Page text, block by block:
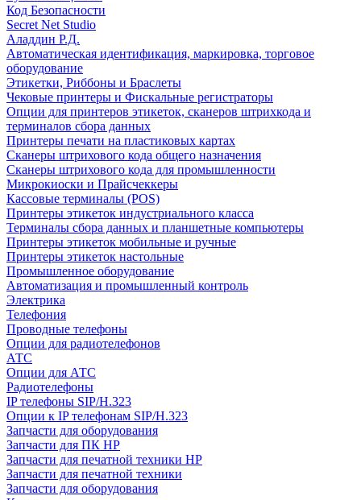
Код Безопасности
Secret Net Studio
Аладдин Р.Д.
Автоматическая идентификация, маркировка, торговое
оборудование
Этикетки, Риббоны и Браслеты
Чековые принтеры и Фискальные регистраторы
Опции для принтеров этикеток, сканеров штрихкода и
терминалов сбора данных
Принтеры печати на пластиковых картах
Сканеры штрихового кода общего назначения
Сканеры штрихового кода для промышленности
Микрокиоски и Прайсчеккеры
Кассовые терминалы (POS)
Принтеры этикеток индустриального класса
Терминалы сбора данных и планшетные компьютеры
Принтеры этикеток мобильные и ручные
Принтеры этикеток настольные
Промышленное оборудование
Автоматизация и промышленный контроль
Электрика
Телефония
Проводные телефоны
Опции для радиотелефонов
АТС
Опции для АТС
Радиотелефоны
IP телефоны SIP/H.323
Опции к IP телефонам SIP/H.323
Запчасти для оборудования
Запчасти для ПК HP
Запчасти для печатной техники HP
Запчасти для печатной техники
Запчасти для оборудования